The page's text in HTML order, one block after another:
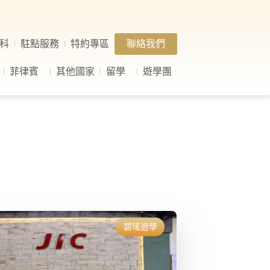
駐點服務 特約專區 聯絡我們
菲律賓 其他國家 留學 遊學團
碧瑤遊學